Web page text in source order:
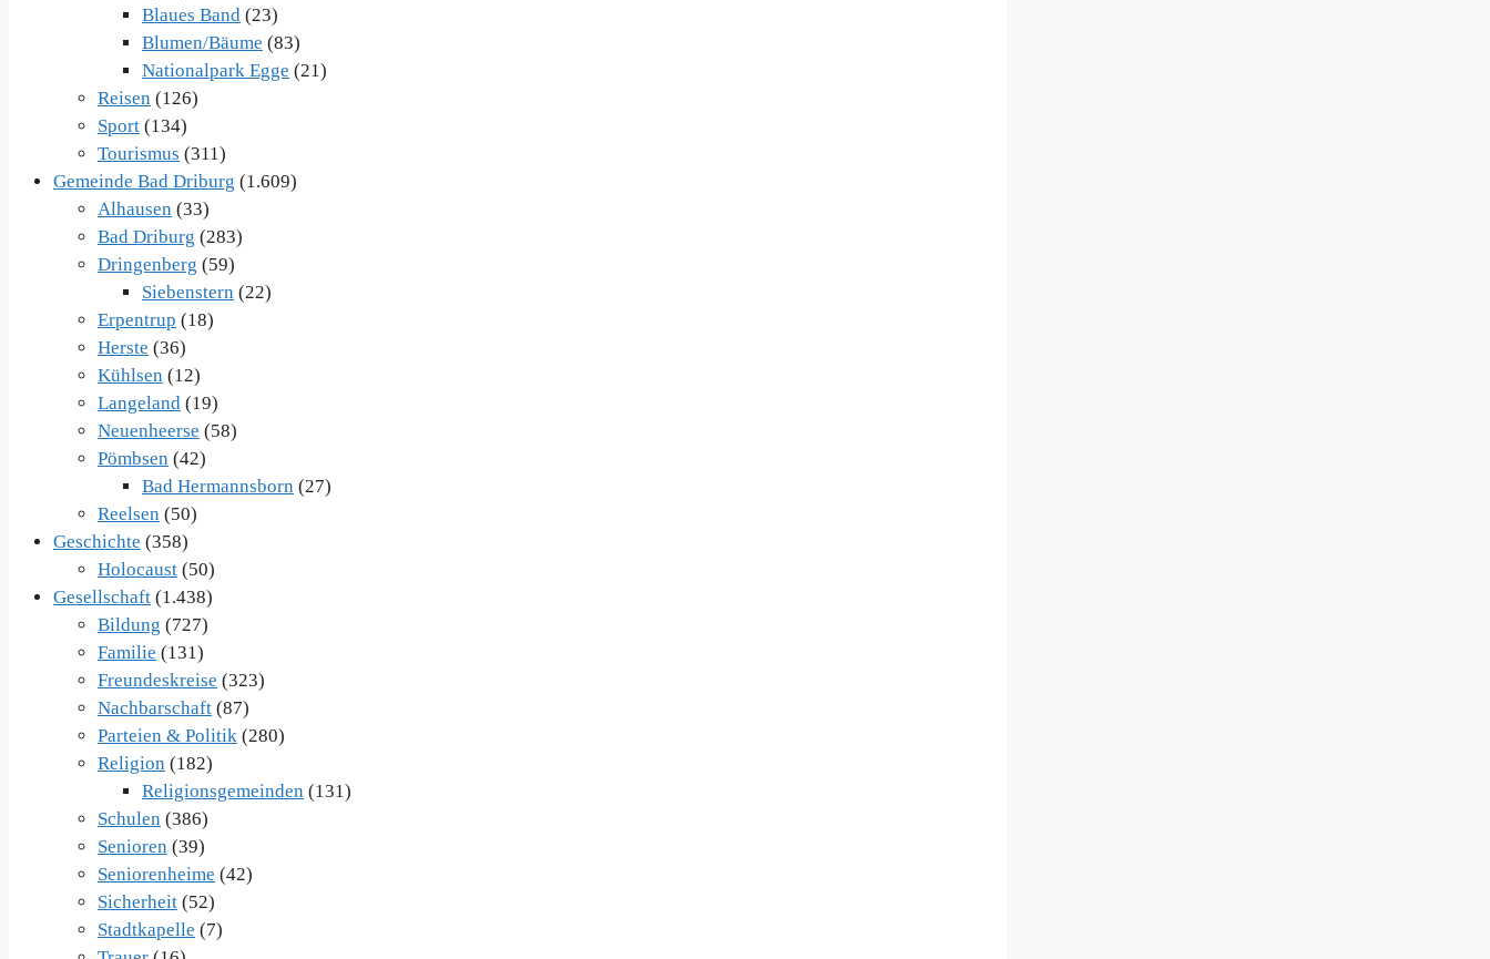
Blaues Band (23)
Blumen/Bäume (83)
Nationalpark Egge (21)
Reisen (126)
Sport (134)
Tourismus (311)
Gemeinde Bad Driburg (1.609)
Alhausen (33)
Bad Driburg (283)
Dringenberg (59)
Siebenstern (22)
Erpentrup (18)
Herste (36)
Kühlsen (12)
Langeland (19)
Neuenheerse (58)
Pömbsen (42)
Bad Hermannsborn (27)
Reelsen (50)
Geschichte (358)
Holocaust (50)
Gesellschaft (1.438)
Bildung (727)
Familie (131)
Freundeskreise (323)
Nachbarschaft (87)
Parteien & Politik (280)
Religion (182)
Religionsgemeinden (131)
Schulen (386)
Senioren (39)
Seniorenheime (42)
Sicherheit (52)
Stadtkapelle (7)